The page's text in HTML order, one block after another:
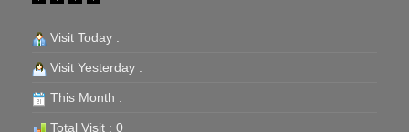
Visit Today :
Visit Yesterday :
This Month :
Total Visit : 0